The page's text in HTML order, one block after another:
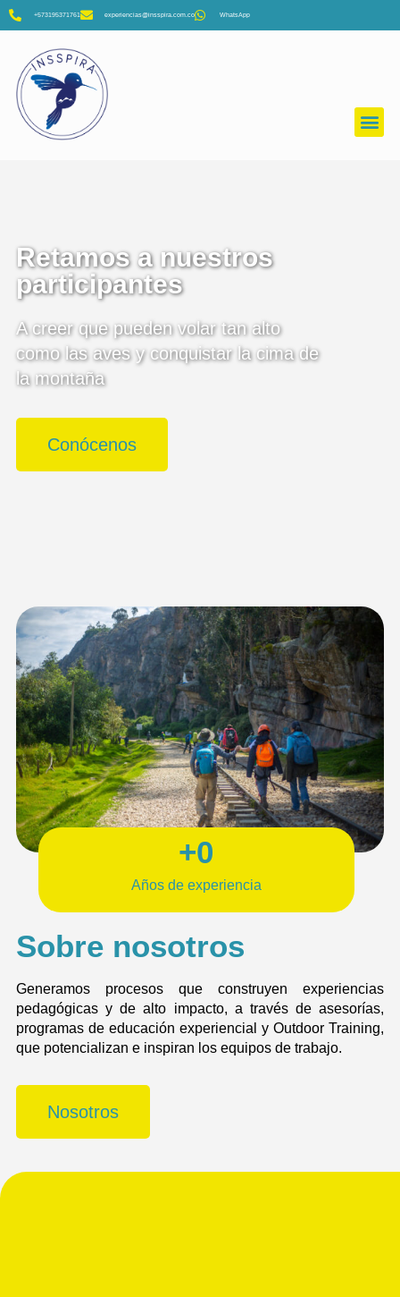
+573195371761 experiencias@insspira.com.co WhatsApp
Retamos a nuestros
participantes
A creer que pueden volar tan alto
como las aves y conquistar la cima de
la montaña
Conócenos
Años de experiencia
+0
Sobre nosotros
Generamos procesos que construyen experiencias
pedagógicas y de alto impacto, a través de asesorías,
programas de educación experiencial y Outdoor Training,
que potencializan e inspiran los equipos de trabajo.
Nosotros